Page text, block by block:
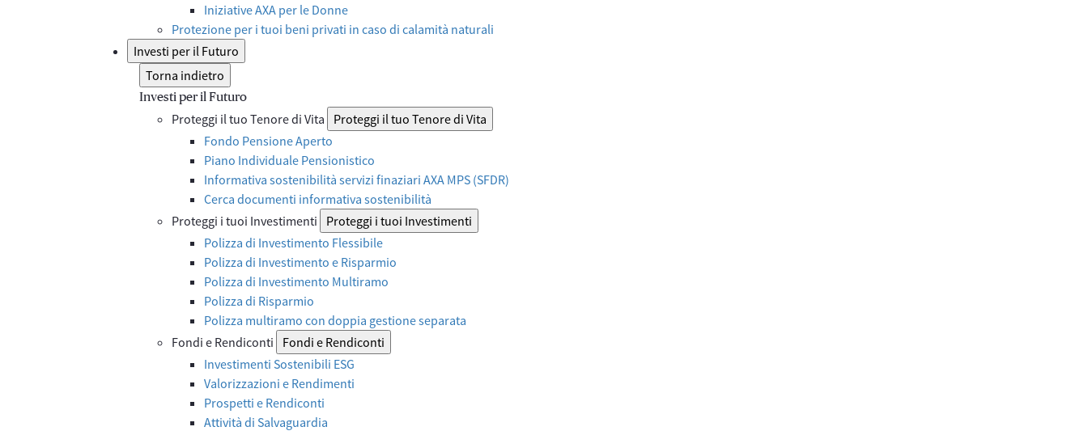
Iniziative AXA per le Donne
Protezione per i tuoi beni privati in caso di calamità naturali
Investi per il Futuro
Torna indietro
Investi per il Futuro
Proteggi il tuo Tenore di Vita
Proteggi il tuo Tenore di Vita
Fondo Pensione Aperto
Piano Individuale Pensionistico
Informativa sostenibilità servizi finaziari AXA MPS (SFDR)
Cerca documenti informativa sostenibilità
Proteggi i tuoi Investimenti
Proteggi i tuoi Investimenti
Polizza di Investimento Flessibile
Polizza di Investimento e Risparmio
Polizza di Investimento Multiramo
Polizza di Risparmio
Polizza multiramo con doppia gestione separata
Fondi e Rendiconti
Fondi e Rendiconti
Investimenti Sostenibili ESG
Valorizzazioni e Rendimenti
Prospetti e Rendiconti
Attività di Salvaguardia